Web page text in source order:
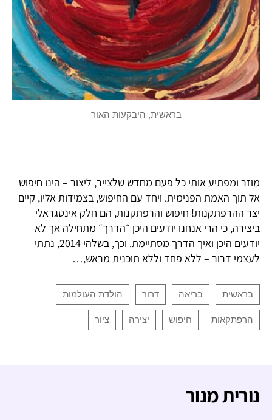
בראשית, היבקעות האור
מוזר ומפתיע אותי כל פעם מחדש שלצייר, ליצור – הינו חיפוש
אל תוך האמת הפנימית. ויחד עם החיפוש, בצמידות אליו, קיים
יצר ההרפתקנות! חיפוש והרפתקנות, הם חלק אינטגראלי
ביצירה, כי הרי אנחנו יודעים היכן ״הדרך״ מתחילה אך לא
יודעים היכן ואיך הדרך מסתיימת. וכך, בשלהי 2014, נתתי
לעצמי דרור – ללא פחד וללא תוכנית מראש,…
נורית מנור